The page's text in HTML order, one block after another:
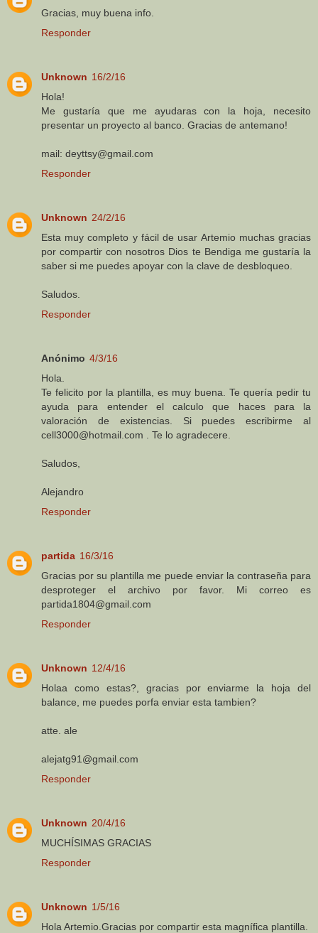
Gracias, muy buena info.
Responder
Unknown 16/2/16
Hola!
Me gustaría que me ayudaras con la hoja, necesito
presentar un proyecto al banco. Gracias de antemano!
mail: deyttsy@gmail.com
Responder
Unknown 24/2/16
Esta muy completo y fácil de usar Artemio muchas gracias
por compartir con nosotros Dios te Bendiga me gustaría la
saber si me puedes apoyar con la clave de desbloqueo.
Saludos.
Responder
Anónimo 4/3/16
Hola.
Te felicito por la plantilla, es muy buena. Te quería pedir tu
ayuda para entender el calculo que haces para la
valoración de existencias. Si puedes escribirme al
cell3000@hotmail.com . Te lo agradecere.
Saludos,
Alejandro
Responder
partida 16/3/16
Gracias por su plantilla me puede enviar la contraseña para
desproteger el archivo por favor. Mi correo es
partida1804@gmail.com
Responder
Unknown 12/4/16
Holaa como estas?, gracias por enviarme la hoja del
balance, me puedes porfa enviar esta tambien?
atte. ale
alejatg91@gmail.com
Responder
Unknown 20/4/16
MUCHÍSIMAS GRACIAS
Responder
Unknown 1/5/16
Hola Artemio.Gracias por compartir esta magnífica plantilla.